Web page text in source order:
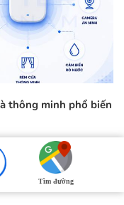
thông minh phổ biến
Tìm đường